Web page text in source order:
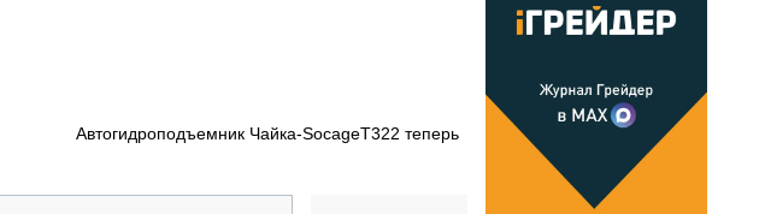
ПОДЪЁМНАЯ ТЕХНИКА
Автогидроподъемник Чайка-SocageT322 теперь